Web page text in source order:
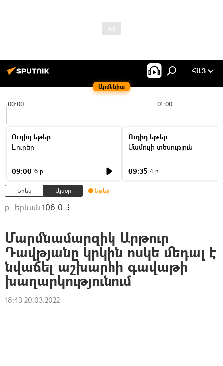
Արմենիա
ՀԱՅ
00:00 01:00
Ուղիղ եթեր
Լուրեր
09:00 6 ր
Ուղիղ եթեր
Մամուլի տեսություն
09:35 4 ր
Երեկ Այսօր Եթեր
ք. Երևան 106.0
Մարմնամարզիկ Արթուր
Դավթյանը կրկին ոսկե մեդալ է
նվաճել աշխարհի գավաթի
խաղարկությունում
18:43 20.03.2022